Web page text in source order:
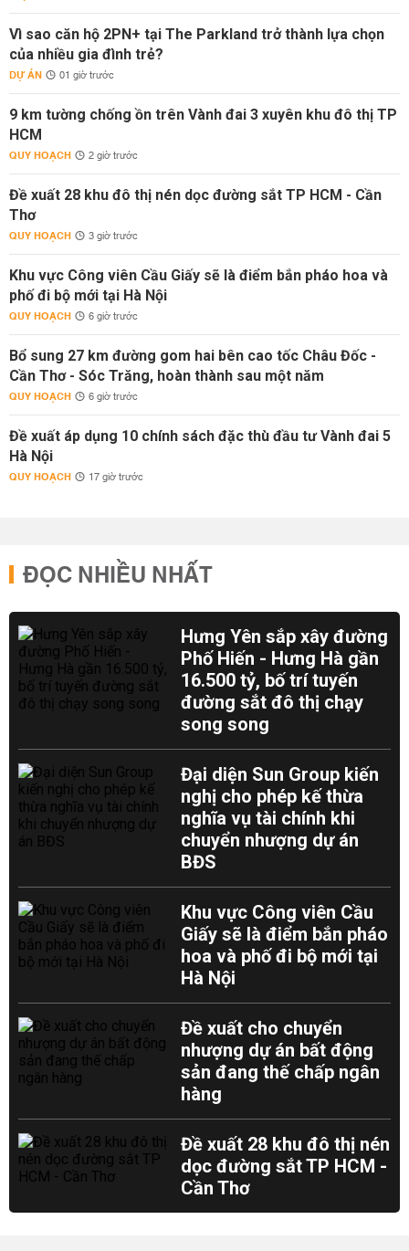
Vì sao căn hộ 2PN+ tại The Parkland trở thành lựa chọn
của nhiều gia đình trẻ?
DỰ ÁN 01 giờ trước
9 km tường chống ồn trên Vành đai 3 xuyên khu đô thị TP
HCM
QUY HOẠCH 2 giờ trước
Đề xuất 28 khu đô thị nén dọc đường sắt TP HCM - Cần
Thơ
QUY HOẠCH 3 giờ trước
Khu vực Công viên Cầu Giấy sẽ là điểm bắn pháo hoa và
phố đi bộ mới tại Hà Nội
QUY HOẠCH 6 giờ trước
Bổ sung 27 km đường gom hai bên cao tốc Châu Đốc -
Cần Thơ - Sóc Trăng, hoàn thành sau một năm
QUY HOẠCH 6 giờ trước
Đề xuất áp dụng 10 chính sách đặc thù đầu tư Vành đai 5
Hà Nội
QUY HOẠCH 17 giờ trước
ĐỌC NHIỀU NHẤT
Hưng Yên sắp xây đường
Phố Hiến - Hưng Hà gần
16.500 tỷ, bố trí tuyến
đường sắt đô thị chạy
song song
Đại diện Sun Group kiến
nghị cho phép kế thừa
nghĩa vụ tài chính khi
chuyển nhượng dự án
BĐS
Khu vực Công viên Cầu
Giấy sẽ là điểm bắn pháo
hoa và phố đi bộ mới tại
Hà Nội
Đề xuất cho chuyển
nhượng dự án bất động
sản đang thế chấp ngân
hàng
Đề xuất 28 khu đô thị nén
dọc đường sắt TP HCM -
Cần Thơ